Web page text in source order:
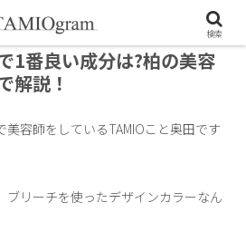
1番良い成分は?柏の美容
解説！
容師をしているTAMIOこと奥田です
ブリーチを使ったデザインカラーなん
検索